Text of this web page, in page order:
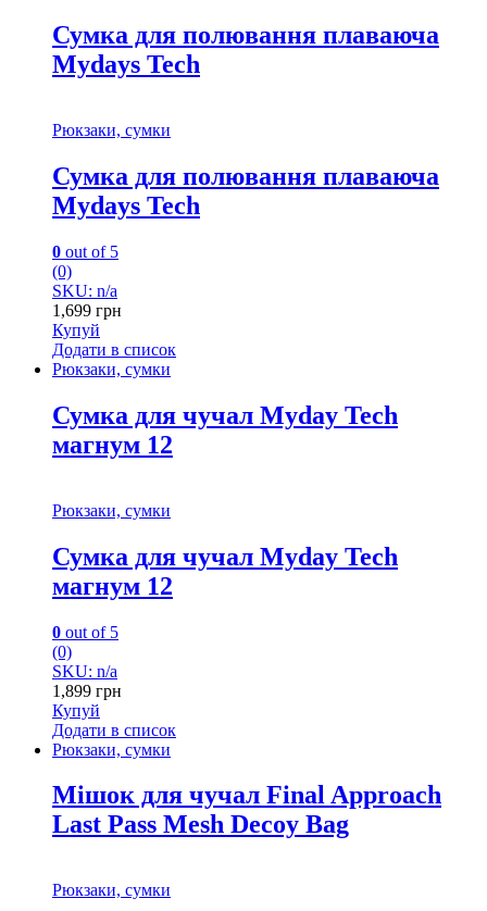
Сумка для полювання плаваюча
Mydays Tech
Рюкзаки, сумки
Сумка для полювання плаваюча
Mydays Tech
0 out of 5
(0)
SKU: n/a
1,699 грн
Купуй
Додати в список
Рюкзаки, сумки
Сумка для чучал Myday Tech
магнум 12
Рюкзаки, сумки
Сумка для чучал Myday Tech
магнум 12
0 out of 5
(0)
SKU: n/a
1,899 грн
Купуй
Додати в список
Рюкзаки, сумки
Мішок для чучал Final Approach
Last Pass Mesh Decoy Bag
Рюкзаки, сумки